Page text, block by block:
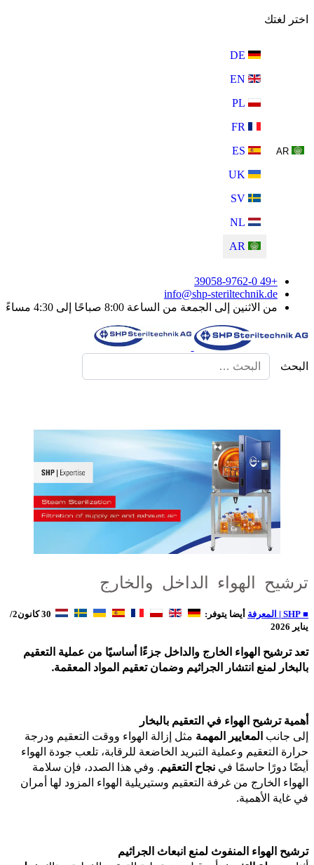
اختر لغتك
+49 39058-9762-0
info@shp-steriltechnik.de
من الاثنين إلى الجمعة من الساعة 8:00 صباحًا إلى 4:30 مساءً
البحث
ترشيح الهواء الداخل والخارج
■ SHP | المعرفة أيضا يتوفر:
30 كانون2/
يناير 2026
تعد ترشيح الهواء الخارج والداخل جزءًا أساسيًا من عملية التعقيم
بالبخار لمنع انتشار الجراثيم وضمان تعقيم المواد المعقمة.
أهمية ترشيح الهواء في التعقيم بالبخار
إلى جانب المعايير المهمة مثل إزالة الهواء ووقت التعقيم ودرجة
حرارة التعقيم وعملية التبريد الخاضعة للرقابة، تلعب جودة الهواء
أيضًا دورًا حاسمًا في نجاح التعقيم. وفي هذا الصدد، فإن سلامة
الهواء الخارج من غرفة التعقيم وستيريلية الهواء المزود لها أمران
في غاية الأهمية.
ترشيح الهواء المنفوث لمنع انبعاث الجراثيم